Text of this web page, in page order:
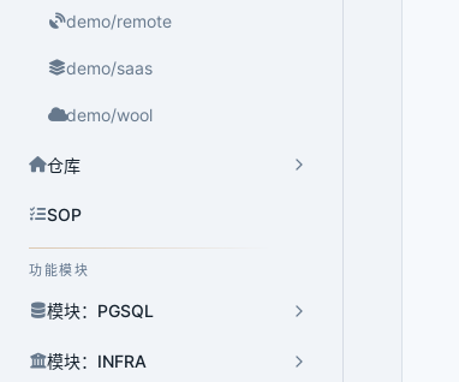
demo/remote
demo/saas
demo/wool
仓库
SOP
功能模块
模块：PGSQL
模块：INFRA